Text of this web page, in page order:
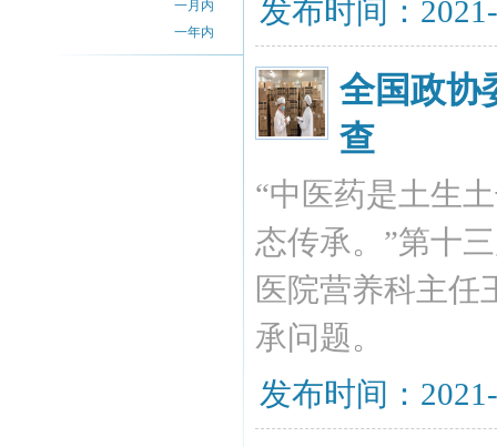
一月内
一年内
发布时间：
全国政协
查
“中医药是土生
态传承。”第十
医院营养科主任
承问题。
发布时间：